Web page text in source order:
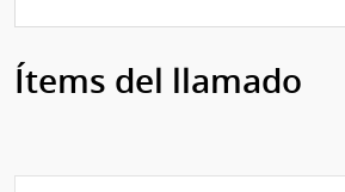
Ítems del llamado